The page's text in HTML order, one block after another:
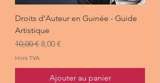
Droits d’Auteur en Guinée - Guide
Artistique
Prix original
10,00 € Prix promotionnel
8,00 €
Hors TVA
Ajouter au panier